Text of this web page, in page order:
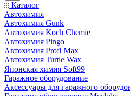
Каталог
Автохимия
Автохимия Gunk
Автохимия Koch Chemie
Автохимия Pingo
Автохимия Profi Max
Автохимия Turtle Wax
Японская химия Soft99
Гаражное оборудование
Аксессуары для гаражного